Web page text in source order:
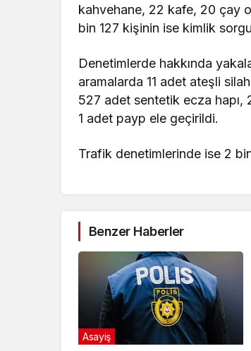
kahvehane, 22 kafe, 20 çay
bin 127 kişinin ise kimlik
Denetimlerde hakkında
aramalarda 11 adet ateşli
527 adet sentetik ecza
1 adet payp ele geçirildi.
Trafik denetimlerinde ise 2
Benzer Haberler
Asayiş